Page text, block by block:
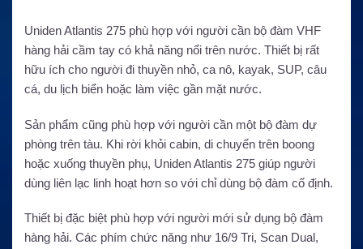
Uniden Atlantis 275 phù hợp với người cần bộ đàm VHF
hàng hải cầm tay có khả năng nổi trên nước. Thiết bị rất
hữu ích cho người đi thuyền nhỏ, ca nô, kayak, SUP, câu
cá, du lịch biển hoặc làm việc gần mặt nước.
Sản phẩm cũng phù hợp với người cần một bộ đàm dự
phòng trên tàu. Khi rời khỏi cabin, di chuyển trên boong
hoặc xuống thuyền phụ, Uniden Atlantis 275 giúp người
dùng liên lạc linh hoạt hơn so với chỉ dùng bộ đàm cố định.
Thiết bị đặc biệt phù hợp với người mới sử dụng bộ đàm
hàng hải. Các phím chức năng như 16/9 Tri, Scan Dual,